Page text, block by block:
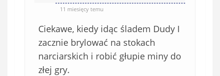
11 miesięcy temu
Ciekawe, kiedy idąc śladem Dudy I
zacznie brylować na stokach
narciarskich i robić głupie miny do
złej gry.